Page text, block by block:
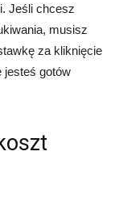
Jeśli chcesz
musisz
za kliknięcie
jesteś gotów